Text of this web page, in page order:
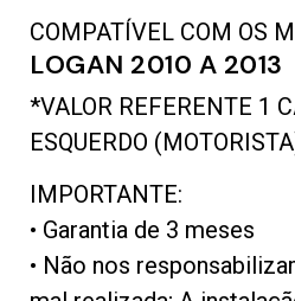
COMPATÍVEL COM OS
LOGAN 2010 A 2013
*VALOR REFERENTE 1
ESQUERDO
IMPORTANTE:
• Garantia de 3 meses
• Não nos